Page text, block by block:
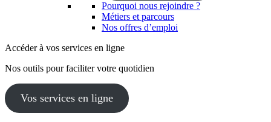
Pourquoi nous rejoindre ?
Métiers et parcours
Nos offres d’emploi
Accéder à vos services en ligne
Nos outils pour faciliter votre quotidien
Vos services en ligne